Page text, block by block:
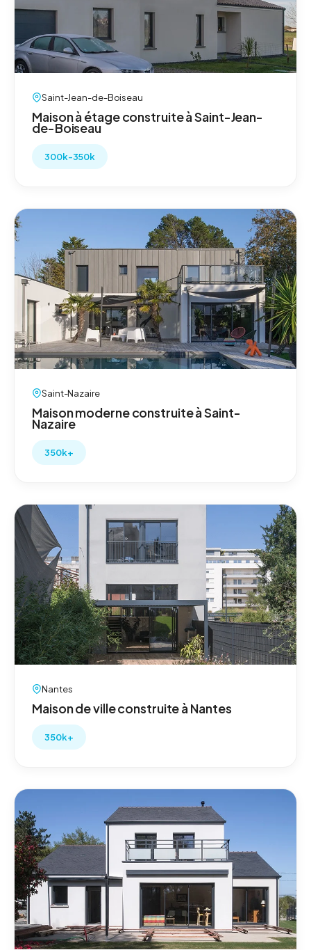
Saint-Jean-de-Boiseau
Maison à étage construite à Saint-Jean-
de-Boiseau
300k-350k
Saint-Nazaire
Maison moderne construite à Saint-
Nazaire
350k+
Nantes
Maison de ville construite à Nantes
350k+